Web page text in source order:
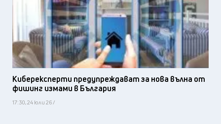
Киберексперти предупреждават за нова вълна от
фишинг измами в България
17:30, 24 юли 26 /